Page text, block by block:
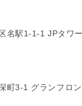
名駅1-1-1 JPタワ
町3-1 グランフロ